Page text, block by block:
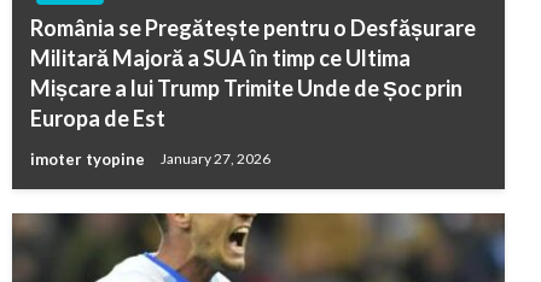
România se Pregătește pentru o Desfășurare
Militară Majoră a SUA în timp ce Ultima
Mișcare a lui Trump Trimite Unde de Șoc prin
Europa de Est
imoter tyopine January 27, 2026